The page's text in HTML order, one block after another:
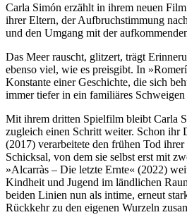
Carla Simón erzählt in ihrem neuen
ihrer Eltern, der Aufbruchstimmung
und den Umgang mit der
Das Meer rauscht, glitzert, trägt
ebenso viel, wie es preisgibt. In
Konstante einer Geschichte, die sich
immer tiefer in ein familiäres
Mit ihrem dritten Spielfilm bleibt Carla
zugleich einen Schritt weiter. Schon ihr
(2017) verarbeitete den frühen Tod
Schicksal, von dem sie selbst erst mit
»Alcarràs – Die letzte Ernte« (2022)
Kindheit und Jugend im ländlichen
beiden Linien nun als intime, erneut
Rückkehr zu den eigenen Wurzeln